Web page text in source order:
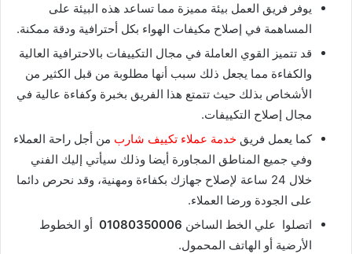
يوفر فريق العمل بيئة مميزة مما تساعد هذه البيئة على
المساهمة في إصلاح مكيفات الهواء بكل أحترافية ودقة ممكنة.
قد تتميز القوي العاملة في مجال التكييفات بالاحترافية العالية
والكفاءة مما يجعل ذلك سبب أنها مطلوبة من قبل الكثير من
الأشخاص بذلك حيث تتمتع هذا الفريق بخبرة وكفاءة عالية في
مجال إصلاح التكييفات.
كما يعمل فريق خدمة عملاء تكييف شارب من أجل راحة العملاء
وفي جميع المناطق المجاورة أيضا وذلك سيأتي إليك الفني
خلال 24 ساعة لإصلاح جهازك بكفاءة ومهنية، وقد نحرص دائما
على الجودة ورضا العملاء.
اتصلوا علي الخط الساخن 01080350006 أو الخطوط
الأرضية أو الهاتف المحمول.